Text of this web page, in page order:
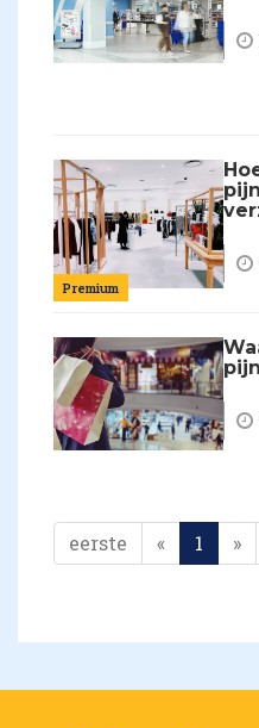
Premium
eerste « 1 »